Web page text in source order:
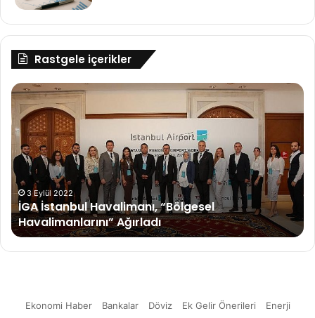
Rastgele içerikler
İGA
İstanbul
Havalimanı,
“Bölgesel
Havalimanlarını”
Ağırladı
3 Eylül 2022
İGA İstanbul Havalimanı, “Bölgesel
Havalimanlarını” Ağırladı
Ekonomi Haber Bankalar Döviz Ek Gelir Önerileri Enerji